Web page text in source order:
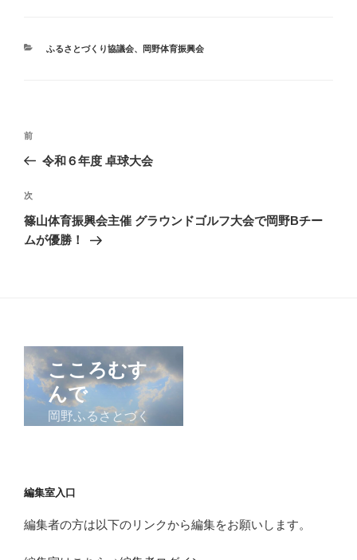
カ
ふるさとづくり協議会、 岡野体育振興会
投
ビ
ゲ
ー
前
の
稿
前
令和６年度 卓球大会
次
の
投
次
篠山体育振興会主催 グラウンドゴルフ大会で岡野Bチー
ムが優勝！
編集室入口
編集者の方は以下のリンクから編集をお願いします。